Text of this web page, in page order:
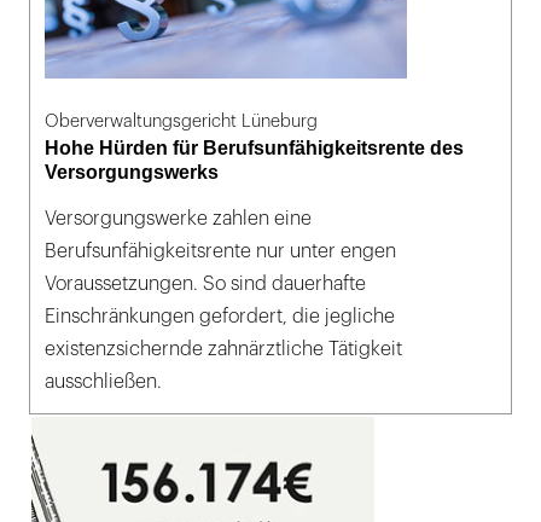
Oberverwaltungsgericht Lüneburg
Hohe Hürden für Berufsunfähigkeitsrente des
Versorgungswerks
Versorgungswerke zahlen eine
Berufsunfähigkeitsrente nur unter engen
Voraussetzungen. So sind dauerhafte
Einschränkungen gefordert, die jegliche
existenzsichernde zahnärztliche Tätigkeit
ausschließen.